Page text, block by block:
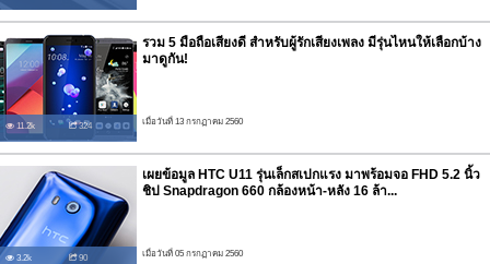
11.2k 324
รวม 5 มือถือเสียงดี สำหรับผู้รักเสียงเพลง มีรุ่นไหนให้เลือกบ้าง
มาดูกัน!
เมื่อวันที่ 13 กรกฏาคม 2560
3.2k 90
เผยข้อมูล HTC U11 รุ่นเล็กสเปกแรง มาพร้อมจอ FHD 5.2 นิ้ว
ชิป Snapdragon 660 กล้องหน้า-หลัง 16 ล้า...
เมื่อวันที่ 05 กรกฏาคม 2560